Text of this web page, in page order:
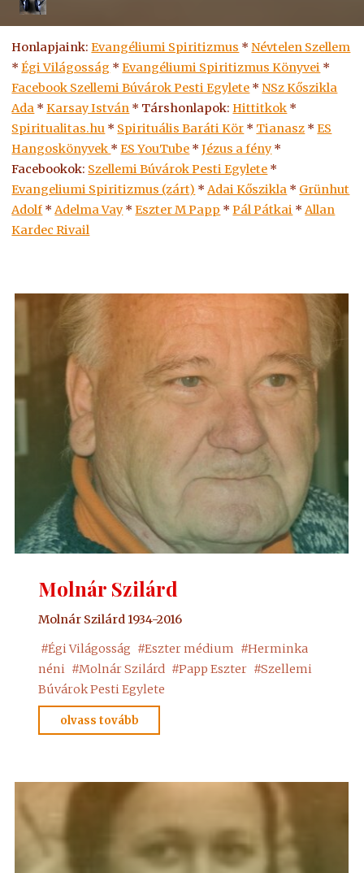
Honlapjaink:Evangéliumi Spiritizmus * Névtelen Szellem
*Égi Világosság *Evangéliumi Spiritizmus Könyvei *
Facebook Szellemi Búvárok Pesti Egylete * NSz Kőszikla
Ada *Karsay István * Társhonlapok:Hittitkok *
Spiritualitas.hu * Spirituális Baráti Kör * Tianasz *ES
Hangoskönyvek *ESYouTube *Jézus a fény *
Facebookok: Szellemi Búvárok Pesti Egylete *
Evangeliumi Spiritizmus (zárt) *Adai Kőszikla * Grünhut
Adolf *Adelma Vay *Eszter M Papp *Pál Pátkai *Allan
Kardec Rivail
Molnár Szilárd
Molnár Szilárd 1934-2016
#Égi Világosság #Eszter médium #Herminka
néni
#Molnár Szilárd #Papp Eszter #Szellemi
Búvárok Pesti Egylete
olvass tovább
Szilárd"